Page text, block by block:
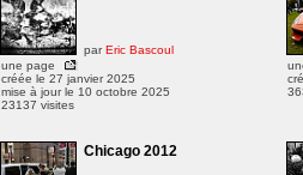
parEric Bascoul
une page
créée le 27 janvier 2025
mise à jour le 10 octobre 2025
23137 visites
Chicago 2012